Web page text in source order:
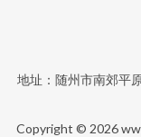
地址：随州市南郊平
Copyright © 2026